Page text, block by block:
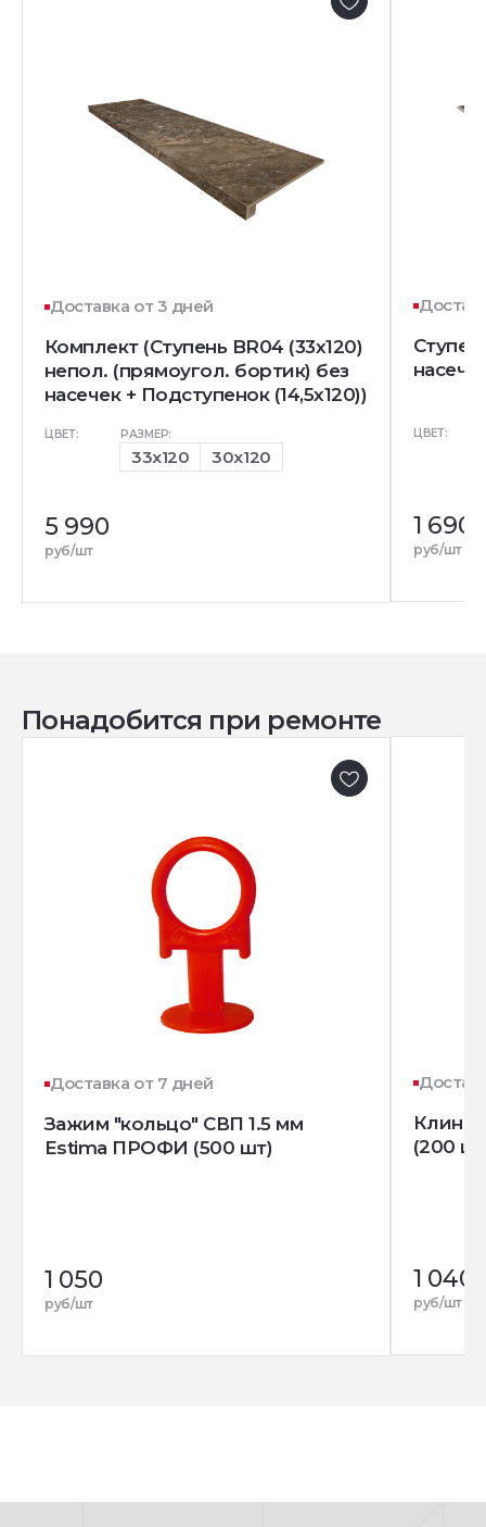
Доставка от 3 дней
Комплект (Ступень BR04 (33x120)
непол. (прямоугол. бортик) без
насечек + Подступенок (14,5x120))
ЦВЕТ: РАЗМЕР:
33x120 30x120
5 990
руб/шт
ЦВЕТ:
1 690
руб/шт
Понадобится при ремонте
Доставка от 7 дней
Зажим "кольцо" СВП 1.5 мм
Estima ПРОФИ (500 шт)
1 050
руб/шт
Клин
(200
1 040
руб/шт